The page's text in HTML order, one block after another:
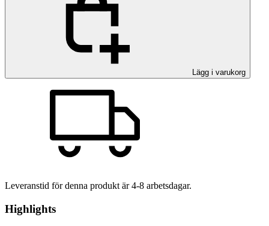
Lägg i varukorg
Leveranstid för denna produkt är4-8 arbetsdagar.
Highlights